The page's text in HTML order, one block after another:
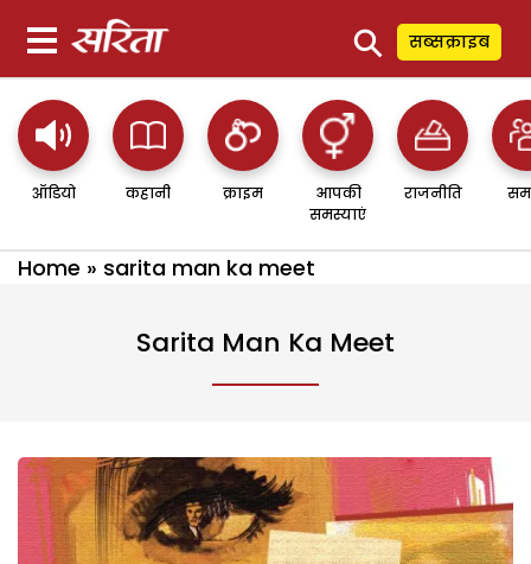
⚲ सब्सक्राइब
ऑडियो कहानी क्राइम
आपकी
समस्याएं
राजनीति
Home » sarita man ka meet
Sarita Man Ka Meet